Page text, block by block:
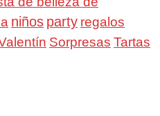
niños party regalos
Sorpresas Tartas